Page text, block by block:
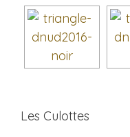
Les Culottes